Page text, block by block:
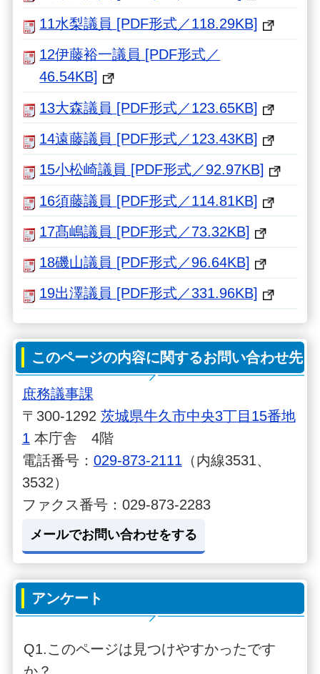
11水梨議員 [PDF形式／118.29KB]
12伊藤裕一議員 [PDF形式／
46.54KB]
13大森議員 [PDF形式／123.65KB]
14遠藤議員 [PDF形式／123.43KB]
15小松崎議員 [PDF形式／92.97KB]
16須藤議員 [PDF形式／114.81KB]
17髙嶋議員 [PDF形式／73.32KB]
18磯山議員 [PDF形式／96.64KB]
19出澤議員 [PDF形式／331.96KB]
このページの内容に関するお問い合わせ先
庶務議事課
〒300-1292 茨城県牛久市中央3丁目15番地
1 本庁舎 4階
電話番号： 029-873-2111 （内線3531、
3532）
ファクス番号：029-873-2283
メールでお問い合わせをする
アンケート
Q1.このページは見つけやすかったです